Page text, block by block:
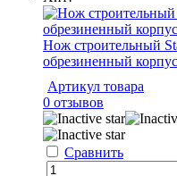
Нож строительный
обрезиненный
Артикул товара
0 отзывов
Сравнить